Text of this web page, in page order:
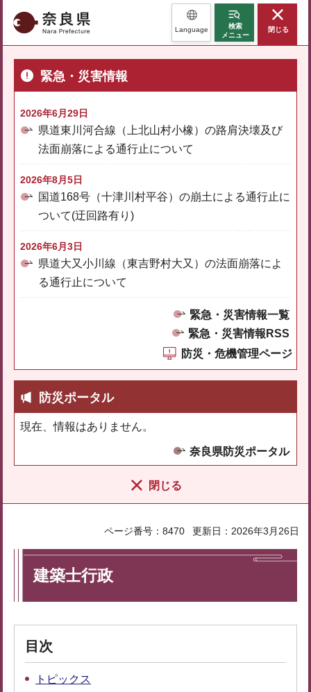
奈良県 Language
検索
メニュー
閉じる
緊急・災害情報
2026年6月29日
県道東川河合線（上北山村小橡）の路肩決壊及び
法面崩落による通行止について
2026年8月5日
国道168号（十津川村平谷）の崩土による通行止に
ついて(迂回路有り)
2026年6月3日
県道大又小川線（東吉野村大又）の法面崩落によ
る通行止について
緊急・災害情報一覧
緊急・災害情報RSS
防災・危機管理ページ
防災ポータル
現在、情報はありません。
奈良県防災ポータル
閉じる
ページ番号：8470 更新日：2026年3月26日
建築士行政
目次
トピックス